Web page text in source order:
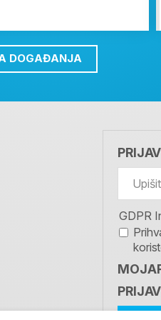
DOGAĐANJA
GDPR